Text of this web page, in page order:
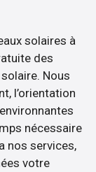
solaires à
des
Nous
l’orientation
nécessaire
nos services,
votre